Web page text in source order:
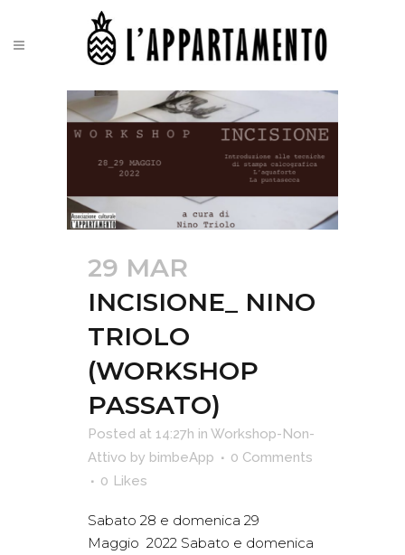
29 MAR
INCISIONE_ NINO
TRIOLO
(WORKSHOP
PASSATO)
Posted at 14:27h in Workshop-Non-
Attivo by bimbeApp
0 Comments
0 Likes
Sabato 28 e domenica 29
Maggio 2022 Sabato e domenica